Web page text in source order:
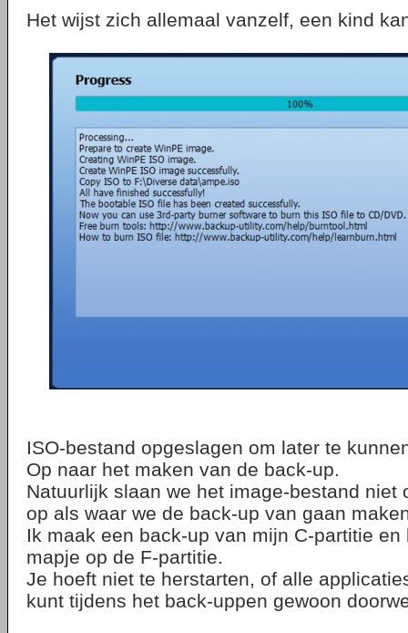
Het wijst zich allemaal vanzelf, een kind
ISO-bestand opgeslagen om later te
Op naar het maken van de back-up.
Natuurlijk slaan we het image-bestand niet
op als waar we de back-up van gaan
Ik maak een back-up van mijn C-partitie
mapje op de F-partitie.
Je hoeft niet te herstarten, of alle
kunt tijdens het back-uppen gewoon